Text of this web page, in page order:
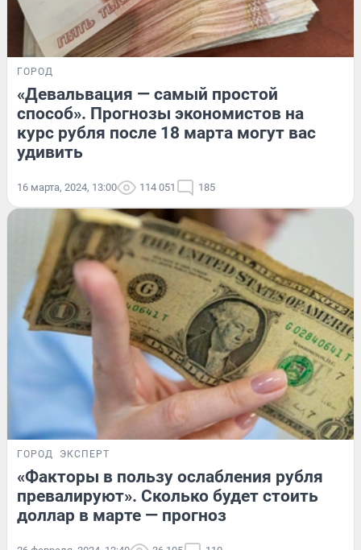
ГОРОД
«Девальвация — самый простой
способ». Прогнозы экономистов на
курс рубля после 18 марта могут вас
удивить
16 марта, 2024, 13:00 114 051 185
ГОРОД ЭКСПЕРТ
«Факторы в пользу ослабления рубля
превалируют». Сколько будет стоить
доллар в марте — прогноз